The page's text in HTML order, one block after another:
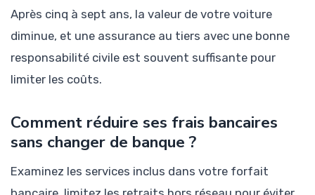
Après cinq à sept ans, la valeur de votre voiture
diminue, et une assurance au tiers avec une bonne
responsabilité civile est souvent suffisante pour
limiter les coûts.
Comment réduire ses frais bancaires
sans changer de banque ?
Examinez les services inclus dans votre forfait